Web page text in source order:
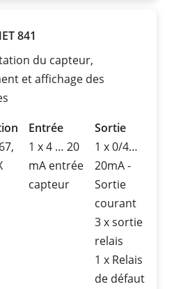
841
du capteur,
et affichage des
Entrée
1 x 4 … 20
mA entrée
capteur
Sortie
1 x 0/4…
20mA -
Sortie
courant
3 x sortie
relais
1 x Relais
de défaut